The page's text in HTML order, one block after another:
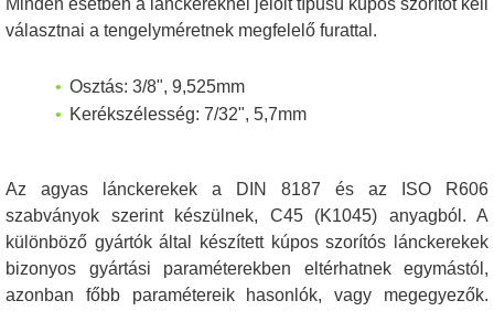
Minden esetben a lánckeréknél jelölt típusú kúpos szorítót kell
választnai a tengelyméretnek megfelelő furattal.
Osztás: 3/8", 9,525mm
Kerékszélesség: 7/32", 5,7mm
Az agyas lánckerekek a DIN 8187 és az ISO R606
szabványok szerint készülnek, C45 (K1045) anyagból. A
különböző gyártók által készített kúpos szorítós lánckerekek
bizonyos gyártási paraméterekben eltérhatnek egymástól,
azonban főbb paramétereik hasonlók, vagy megegyezők.